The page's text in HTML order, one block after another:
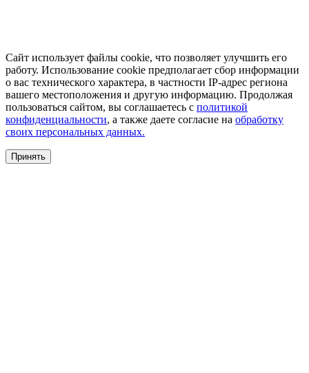
Сайт использует файлы cookie, что позволяет улучшить его
работу. Использование cookie предполагает сбор информации
о вас технического характера, в частности IP-адрес региона
вашего местоположения и другую информацию. Продолжая
пользоваться сайтом, вы соглашаетесь с политикой
конфиденциальности, а также даете согласие на обработку
своих персональных данных.
Принять